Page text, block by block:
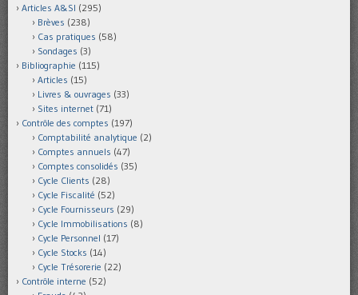
Articles A&SI (295)
Brèves (238)
Cas pratiques (58)
Sondages (3)
Bibliographie (115)
Articles (15)
Livres & ouvrages (33)
Sites internet (71)
Contrôle des comptes (197)
Comptabilité analytique (2)
Comptes annuels (47)
Comptes consolidés (35)
Cycle Clients (28)
Cycle Fiscalité (52)
Cycle Fournisseurs (29)
Cycle Immobilisations (8)
Cycle Personnel (17)
Cycle Stocks (14)
Cycle Trésorerie (22)
Contrôle interne (52)